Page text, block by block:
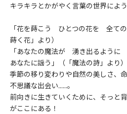
キラキラとかがやく言葉の世界によ
「花を蒔こう ひとつの花を 全て
蒔く花」より）
「あなたの魔法が 湧き出るよう
あなたに謡う」（「魔法の詩」より）
季節の移り変わりや自然の美しさ、
不思議な出会い......。
前向きに生きていくために、そっと
がここにある！